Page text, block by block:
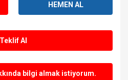
HEMEN AL
Teklif Al
bilgi almak istiyorum.